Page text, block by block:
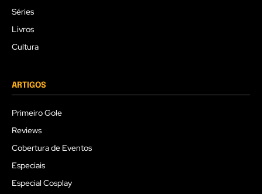
Séries
Livros
Cultura
ARTIGOS
Primeiro Gole
Reviews
Cobertura de Eventos
Especiais
Especial Cosplay